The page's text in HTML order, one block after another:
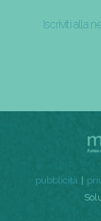
Iscriviti alla
pubblicità